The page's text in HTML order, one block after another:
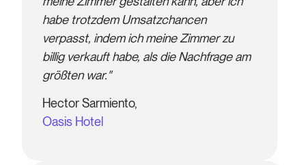
habe trotzdem Umsatzchancen
verpasst, indem ich meine Zimmer zu
billig verkauft habe, als die Nachfrage am
größten war."
Hector Sarmiento,
Oasis Hotel